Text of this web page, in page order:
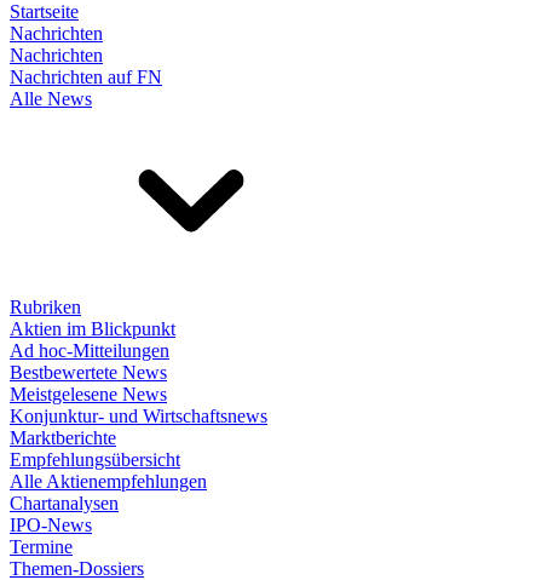
Startseite
Nachrichten
Nachrichten
Nachrichten auf FN
Alle News
Rubriken
Aktien im Blickpunkt
Ad hoc-Mitteilungen
Bestbewertete News
Meistgelesene News
Konjunktur- und Wirtschaftsnews
Marktberichte
Empfehlungsübersicht
Alle Aktienempfehlungen
Chartanalysen
IPO-News
Termine
Themen-Dossiers